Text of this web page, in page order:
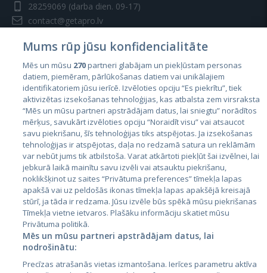
28259069 (darba dien. 09-17)
contact@getapro.lv
Valstis
Igaunija
Latvija
Lietuva
City24.lv
CVbankas.lt
Mums rūp jūsu konfidencialitāte
Mēs un mūsu 270partneri glabājam un piekļūstam personas
datiem, piemēram, pārlūkošanas datiem vai unikālajiem
identifikatoriem jūsu ierīcē. Izvēloties opciju “Es piekrītu”, tiek
aktivizētas izsekošanas tehnoloģijas, kas atbalsta zem virsraksta
“Mēs un mūsu partneri apstrādājam datus, lai sniegtu” norādītos
mērķus, savukārt izvēloties opciju “Noraidīt visu” vai atsaucot
savu piekrišanu, šīs tehnoloģijas tiks atspējotas. Ja izsekošanas
tehnoloģijas ir atspējotas, daļa no redzamā satura un reklāmām
var nebūt jums tik atbilstoša. Varat atkārtoti piekļūt šai izvēlnei, lai
jebkurā laikā mainītu savu izvēli vai atsauktu piekrišanu,
noklikšķinot uz saites “Privātuma preferences” tīmekļa lapas
apakšā vai uz peldošās ikonas tīmekļa lapas apakšējā kreisajā
stūrī, ja tāda ir redzama. Jūsu izvēle būs spēkā mūsu piekrišanas
Tīmekļa vietne ietvaros. Plašāku informāciju skatiet mūsu
Privātuma politikā.
Mēs un mūsu partneri apstrādājam datus, lai
nodrošinātu:
Precīzas atrašanās vietas izmantošana. Ierīces parametru aktīva